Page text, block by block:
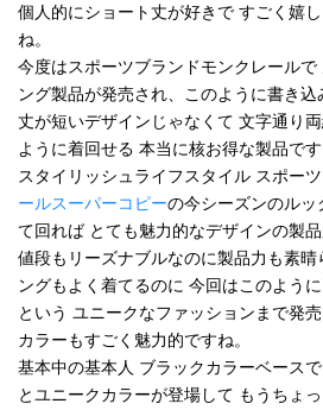
個人的にショート丈が好きで すごく嬉
ね。
今度はスポーツブランドモンクレールで
ング製品が発売され、このように書き込
丈が短いデザインじゃなくて 文字通り
ように着回せる 本当に核お得な製品です
スタイリッシュライフスタイル スポー
ールスーパーコピーの今シーズンのルッ
て回れば とても魅力的なデザインの製品
値段もリーズナブルなのに製品力も素晴
ングもよく着てるのに 今回はこのよう
という ユニークなファッションまで発売
カラーもすごく魅力的ですね。
基本中の基本人 ブラックカラーベース
とユニークカラーが登場して もうちょ